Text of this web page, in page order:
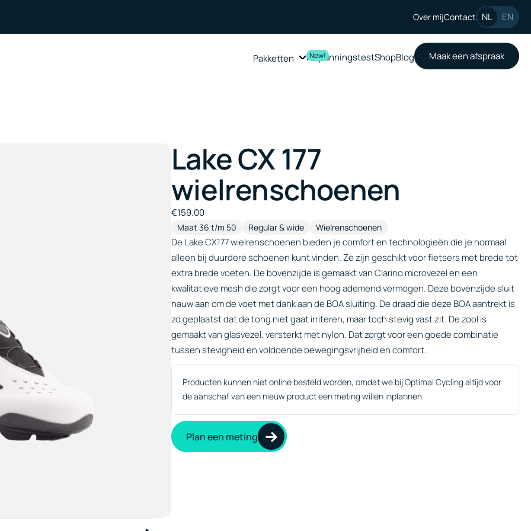
Over mijContact NL EN
Pakketten
New!
InspanningstestShopBlog
Maak een afspraak
Lake CX 177
wielrenschoenen
€159.00
Maat 36 t/m 50 Regular & wide Wielrenschoenen
De Lake CX177 wielrenschoenen bieden je comfort en technologieën die je normaal
alleen bij duurdere schoenen kunt vinden. Ze zijn geschikt voor fietsers met brede tot
extra brede voeten. De bovenzijde is gemaakt van Clarino microvezel en een
kwalitatieve mesh die zorgt voor een hoog ademend vermogen. Deze bovenzijde sluit
nauw aan om de voet met dank aan de BOA sluiting. De draad die deze BOA aantrekt is
zo geplaatst dat de tong niet gaat irriteren, maar toch stevig vast zit. De zool is
gemaakt van glasvezel, versterkt met nylon. Dat zorgt voor een goede combinatie
tussen stevigheid en voldoende bewegingsvrijheid en comfort.
Producten kunnen niet online besteld worden, omdat we bij Optimal Cycling altijd voor
de aanschaf van een nieuw product een meting willen inplannen.
Plan een meting